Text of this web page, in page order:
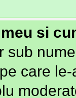
si
sub
care